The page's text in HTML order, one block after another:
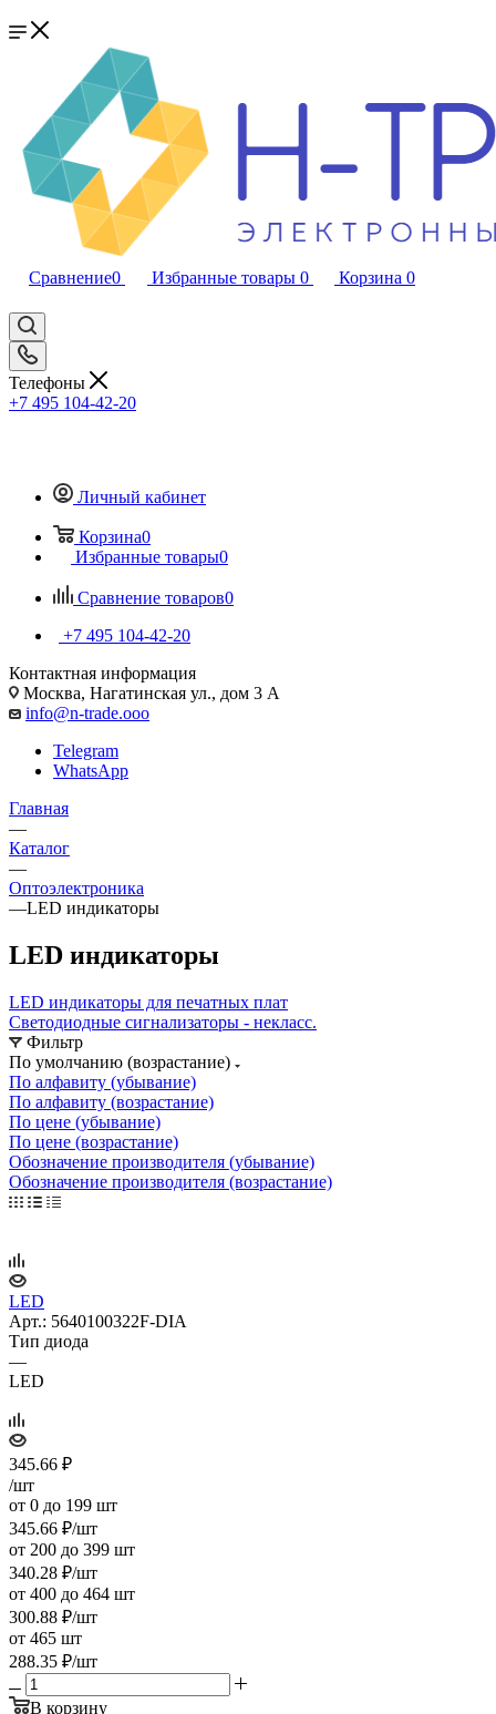
Сравнение0 Избранные товары 0 Корзина 0
Телефоны
+7 495 104-42-20
Личный кабинет
Корзина0
Избранные товары0
Сравнение товаров0
+7 495 104-42-20
Контактная информация
Москва, Нагатинская ул., дом 3 А
info@n-trade.ooo
Telegram
WhatsApp
Главная
—
Каталог
—
Oптоэлектроника
—LED индикаторы
LED индикаторы
LED индикаторы для печатных плат
Светодиодные сигнализаторы - некласс.
Фильтр
По умолчанию (возрастание)
По алфавиту (убывание)
По алфавиту (возрастание)
По цене (убывание)
По цене (возрастание)
Обозначение производителя (убывание)
Обозначение производителя (возрастание)
LED
Арт.: 5640100322F-DIA
Тип диода
—
LED
345.66 ₽
/шт
от 0 до 199 шт
345.66 ₽/шт
от 200 до 399 шт
340.28 ₽/шт
от 400 до 464 шт
300.88 ₽/шт
от 465 шт
288.35 ₽/шт
В корзину